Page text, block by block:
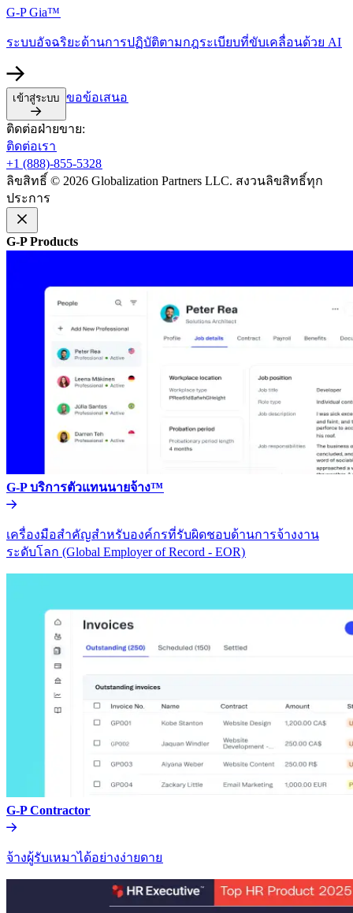
G-P Gia™​​
ระบบอัจฉริยะด้านการปฏิบัติตามกฎระเบียบที่ขับเคลื่อนด้วย AI​​
เข้าสู่ระบบ​​ ขอข้อเสนอ​​
ติดต่อฝ่ายขาย:​​
ติดต่อเรา​​
+1 (888)-855-5328​​
ลิขสิทธิ์ © 2026 Globalization Partners LLC. สงวนลิขสิทธิ์ทุก
ประการ​​
G-P Products​​
G-P บริการตัวแทนนายจ้าง™​​
เครื่องมือสำคัญสำหรับองค์กรที่รับผิดชอบด้านการจ้างงาน
ระดับโลก (Global Employer of Record - EOR)​​
G-P Contractor​​
จ้างผู้รับเหมาได้อย่างง่ายดาย​​